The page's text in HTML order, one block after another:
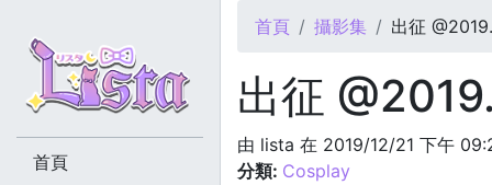
您在這裡
首頁 攝影集 出征
出征
由 lista 在 2019/12/21 下午
分類: Cosplay
首頁